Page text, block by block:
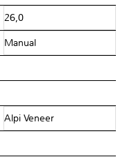
26,0
Manual
Alpi Veneer